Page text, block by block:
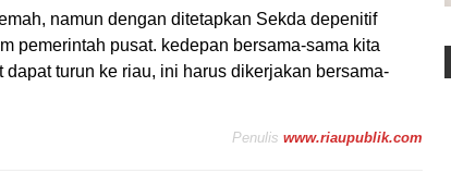
namun dengan ditetapkan Sekda depenitif
pemerintah pusat. kedepan bersama-sama kita
turun ke riau, ini harus dikerjakan bersama-
Penulis www.riaupublik.com